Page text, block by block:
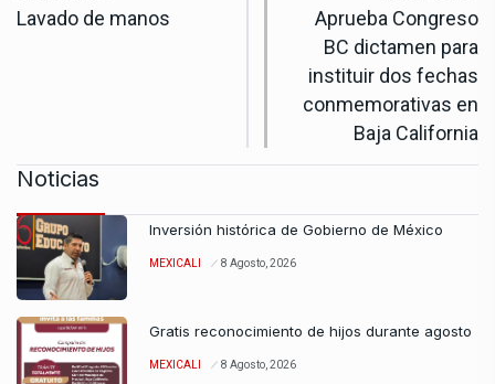
Lavado de manos
Aprueba Congreso
BC dictamen para
instituir dos fechas
conmemorativas en
Baja California
Noticias
Inversión histórica de Gobierno de México
MEXICALI 8 Agosto, 2026
Gratis reconocimiento de hijos durante agosto
MEXICALI 8 Agosto, 2026